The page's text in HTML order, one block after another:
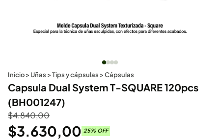
Inicio> Uñas >Tips y cápsulas >Cápsulas
Capsula Dual System T-SQUARE 120pcs
(BH001247)
$4.840,00
$3.630,00 25% OFF